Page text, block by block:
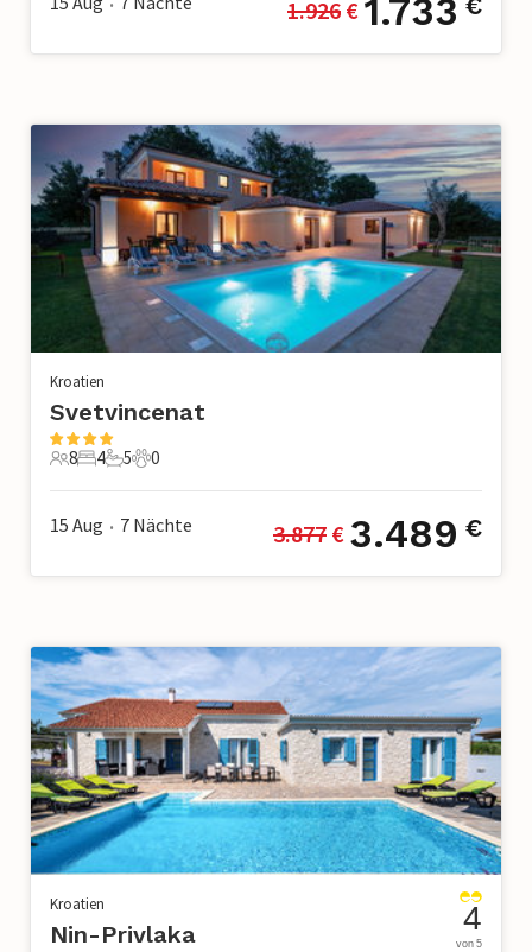
• 1.926 € 1.733 €
Kroatien
Svetvincenat
8 Gäste
8
4 Schlafzimmer
4
5 Badezimmer
5
0 Haustiere
0
15 Aug • 7 Nächte 3.877 € 3.489 €
Kroatien
Nin-Privlaka 4
von 5